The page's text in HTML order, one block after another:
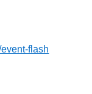
flash